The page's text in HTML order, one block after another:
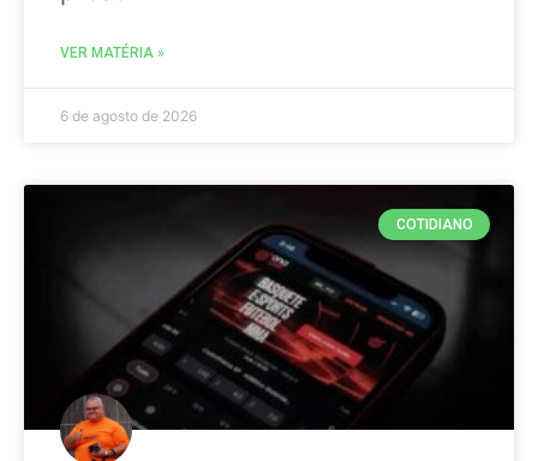
VER MATÉRIA »
6 de agosto de 2026
COTIDIANO